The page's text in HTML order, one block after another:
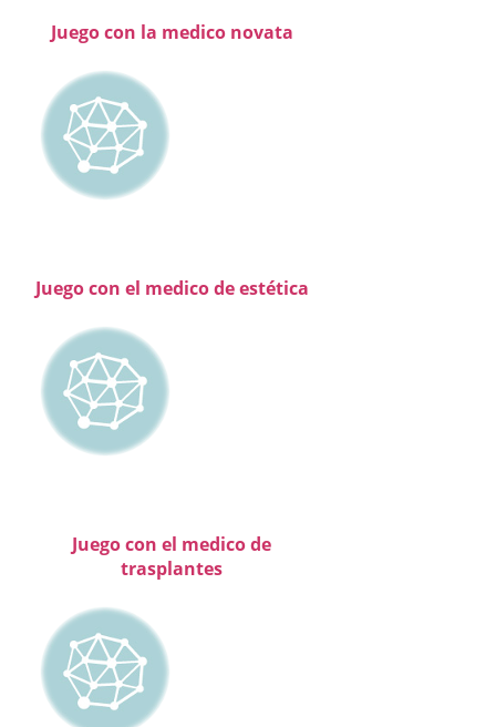
Juego con la medico novata
Juego con el medico de estética
Juego con el medico de
trasplantes